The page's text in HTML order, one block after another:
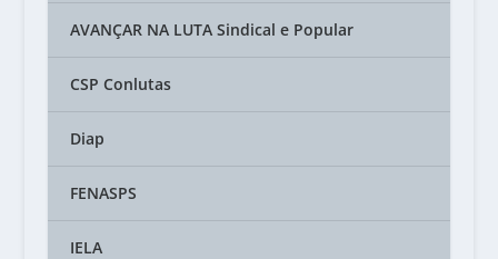
AVANÇAR NA LUTA Sindical e Popular
CSP Conlutas
Diap
FENASPS
IELA